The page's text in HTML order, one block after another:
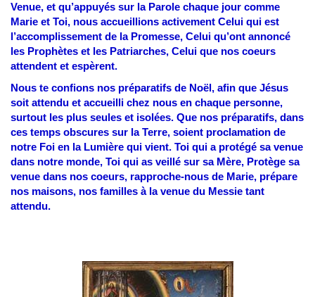
Venue, et qu’appuyés sur la Parole chaque jour comme
Marie et Toi, nous accueillions activement Celui qui est
l’accomplissement de la Promesse, Celui qu’ont annoncé
les Prophètes et les Patriarches, Celui que nos coeurs
attendent et espèrent.
Nous te confions nos préparatifs de Noël, afin que Jésus
soit attendu et accueilli chez nous en chaque personne,
surtout les plus seules et isolées. Que nos préparatifs, dans
ces temps obscures sur la Terre, soient proclamation de
notre Foi en la Lumière qui vient. Toi qui a protégé sa venue
dans notre monde, Toi qui as veillé sur sa Mère, Protège sa
venue dans nos coeurs, rapproche-nous de Marie, prépare
nos maisons, nos familles à la venue du Messie tant
attendu.